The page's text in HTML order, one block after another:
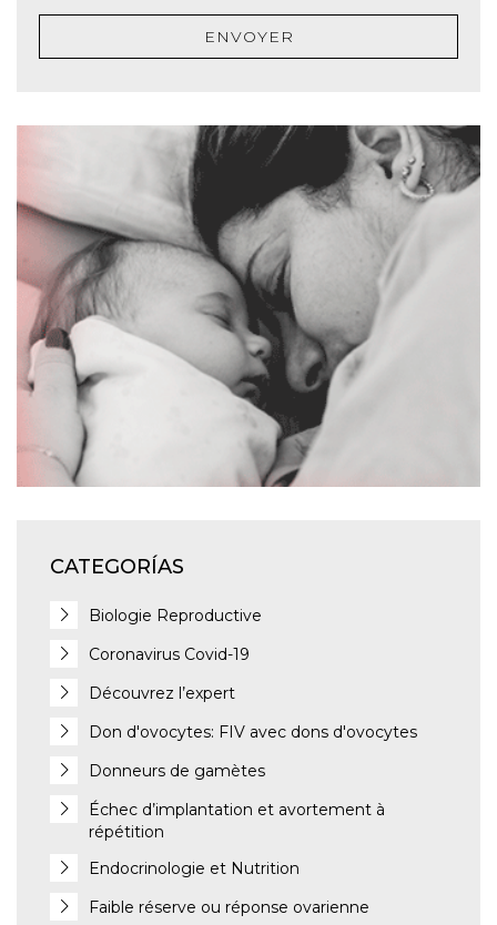
ENVOYER
CATEGORÍAS
Biologie Reproductive
Coronavirus Covid-19
Découvrez l’expert
Don d'ovocytes: FIV avec dons d'ovocytes
Donneurs de gamètes
Échec d’implantation et avortement à
répétition
Endocrinologie et Nutrition
Faible réserve ou réponse ovarienne